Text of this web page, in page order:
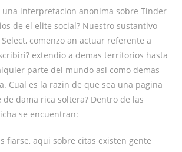
una interpretacion anonima sobre Tinder
de el elite social? Nuestro sustantivo
comenzo an actuar referente a
extendio a demas territorios hasta
parte del mundo asi­ como demas
Cual es la razin de que sea una pagina
dama rica soltera? Dentro de las
se encuentran:
fiarse, aqui sobre citas existen gente